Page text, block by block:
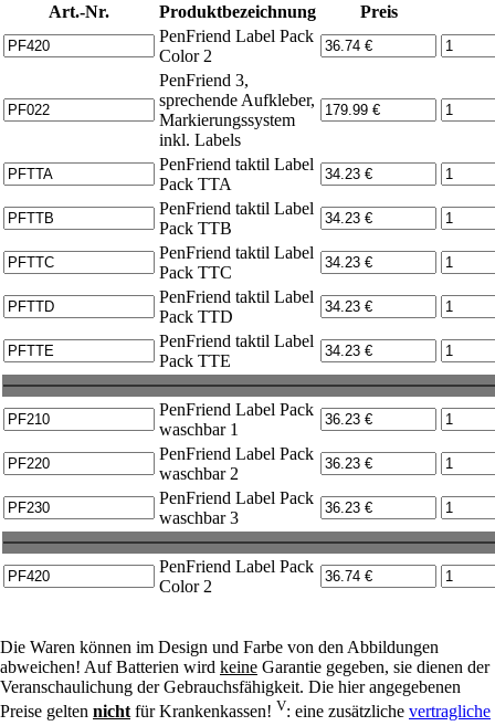
Art.-Nr.
Produktbezeichnung
Preis
PenFriend Label Pack
Color 2
PenFriend 3,
sprechende Aufkleber,
Markierungssystem
inkl. Labels
PenFriend taktil Label
Pack TTA
PenFriend taktil Label
Pack TTB
PenFriend taktil Label
Pack TTC
PenFriend taktil Label
Pack TTD
PenFriend taktil Label
Pack TTE
PenFriend Label Pack
waschbar 1
PenFriend Label Pack
waschbar 2
PenFriend Label Pack
waschbar 3
PenFriend Label Pack
Color 2
Die Waren können im Design und Farbe von den Abbildungen
abweichen! Auf Batterien wird keine Garantie gegeben, sie dienen der
Veranschaulichung der Gebrauchsfähigkeit. Die hier angegebenen
Preise gelten nichtfür Krankenkassen! V: eine zusätzliche vertragliche